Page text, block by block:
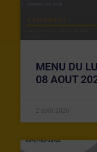
MENU DU
08 AOUT
2 août 2026